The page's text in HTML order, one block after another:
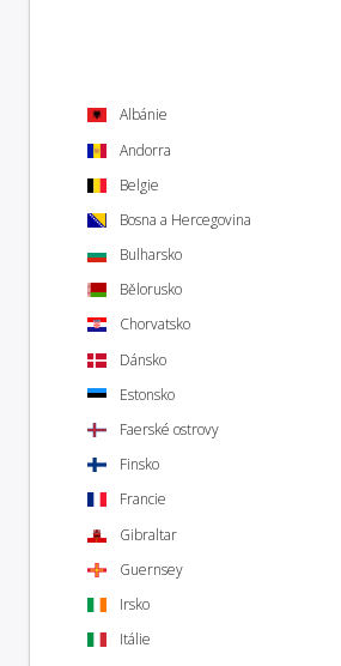
Albánie
Andorra
Belgie
Bosna a Hercegovina
Bulharsko
Bělorusko
Chorvatsko
Dánsko
Estonsko
Faerské ostrovy
Finsko
Francie
Gibraltar
Guernsey
Irsko
Itálie